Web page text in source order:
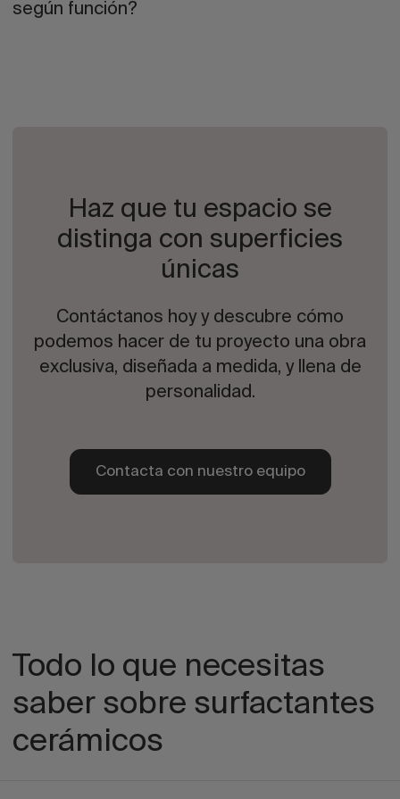
según función?
Haz que tu espacio se
distinga con superficies
únicas
Contáctanos hoy y descubre cómo
podemos hacer de tu proyecto una obra
exclusiva, diseñada a medida, y llena de
personalidad.
Contacta con nuestro equipo
Todo lo que necesitas
saber sobre surfactantes
cerámicos